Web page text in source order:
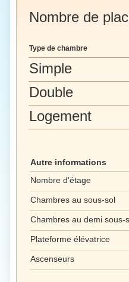
Nombre de
Type de chambre
Simple
Double
Logement
Autre informations
Nombre d'étage
Chambres au sous-sol
Chambres au demi sous-
Plateforme élévatrice
Ascenseurs